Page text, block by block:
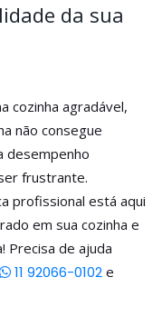
da sua
cozinha agradável,
não consegue
desempenho
frustrante.
profissional está aqui
em sua cozinha e
Precisa de ajuda
11 92066-0102 e